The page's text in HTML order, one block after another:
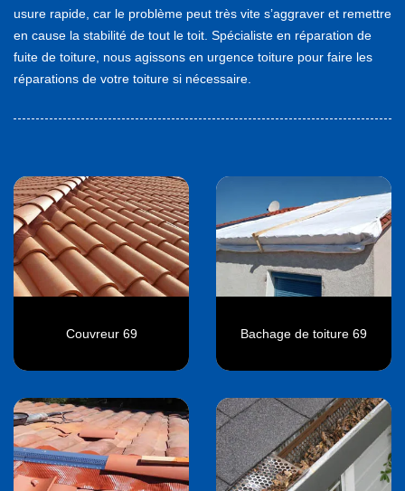
usure rapide, car le problème peut très vite s’aggraver et remettre
en cause la stabilité de tout le toit. Spécialiste en réparation de
fuite de toiture, nous agissons en urgence toiture pour faire les
réparations de votre toiture si nécessaire.
Couvreur 69 Bachage de toiture 69